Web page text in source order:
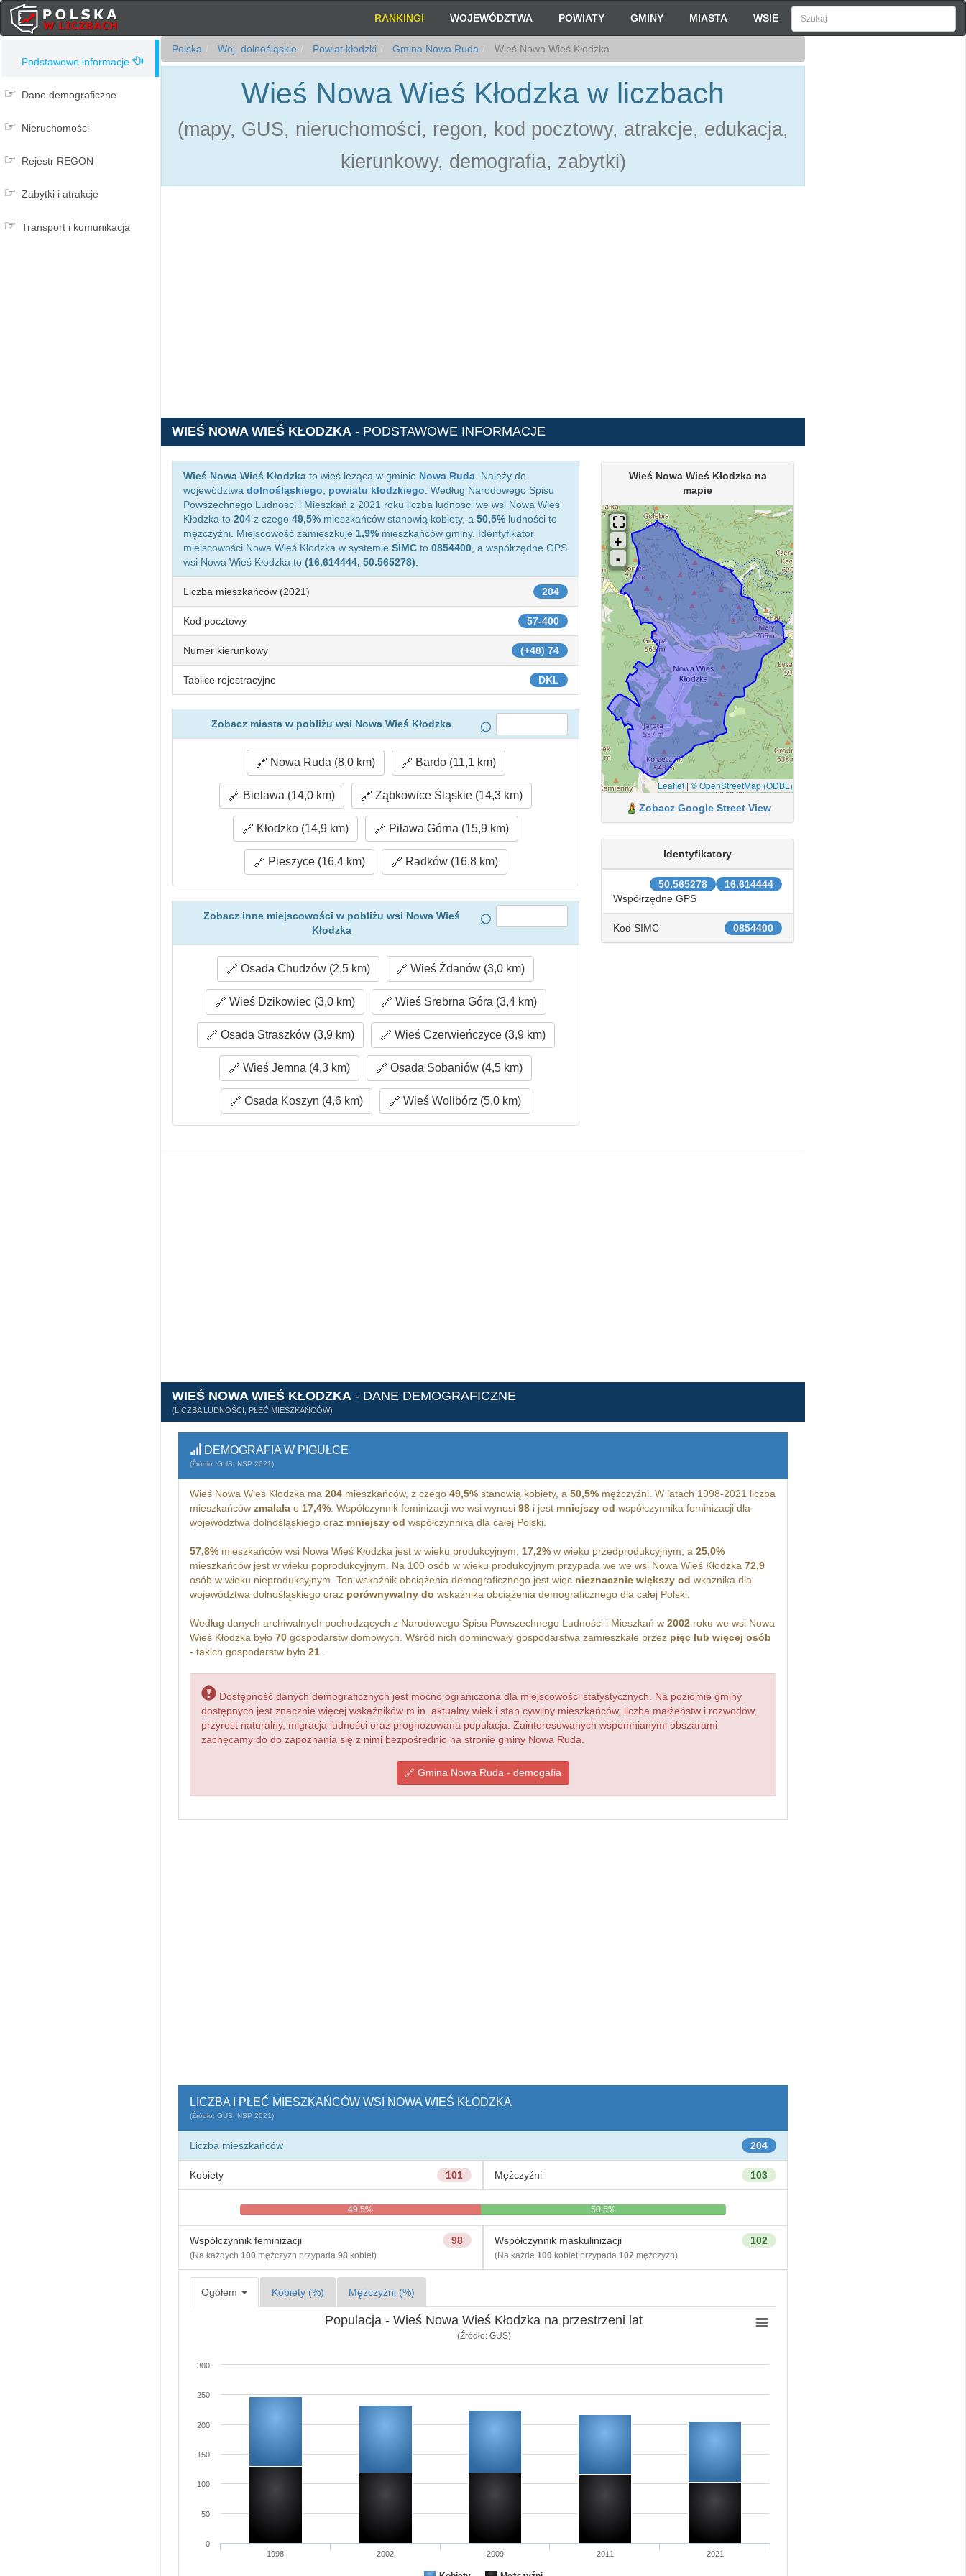
RANKINGI WOJEWÓDZTWA POWIATY GMINY MIASTA WSIE
Podstawowe informacje
Dane demograficzne
Nieruchomości
Rejestr REGON
Zabytki i atrakcje
Transport i komunikacja
Polska Woj. dolnośląskie Powiat kłodzki Gmina Nowa Ruda Wieś Nowa Wieś Kłodzka
Wieś Nowa Wieś Kłodzka w liczbach
(mapy, GUS, nieruchomości, regon, kod pocztowy, atrakcje, edukacja,
kierunkowy, demografia, zabytki)
WIEŚ NOWA WIEŚ KŁODZKA - PODSTAWOWE INFORMACJE
Wieś Nowa Wieś Kłodzka to wieś leżąca w gminie Nowa Ruda . Należy do
województwa dolnośląskiego powiatu kłodzkiego . Według Narodowego Spisu
Powszechnego Ludności i Mieszkań z 2021 roku liczba ludności we wsi Nowa Wieś
Kłodzka to 204 z czego 49,5% mieszkańców stanowią kobiety, a 50,5% ludności to
mężczyźni. Miejscowość zamieszkuje 1,9% mieszkańców gminy. Identyfikator
miejscowości Nowa Wieś Kłodzka w systemie SIMC to 0854400 , a współrzędne GPS
wsi Nowa Wieś Kłodzka to (16.614444, 50.565278)
204
Liczba mieszkańców (2021)
57-400
Kod pocztowy
(+48) 74
Numer kierunkowy
DKL
Tablice rejestracyjne
Zobacz miasta w pobliżu wsi Nowa Wieś Kłodzka
Nowa Ruda (8,0 km) Bardo (11,1 km)
Bielawa (14,0 km) Ząbkowice Śląskie (14,3 km)
Kłodzko (14,9 km) Piława Górna (15,9 km)
Pieszyce (16,4 km) Radków (16,8 km)
Zobacz inne miejscowości w pobliżu wsi Nowa Wieś
Kłodzka
Osada Chudzów (2,5 km) Wieś Żdanów (3,0 km)
Wieś Dzikowiec (3,0 km) Wieś Srebrna Góra (3,4 km)
Osada Straszków (3,9 km) Wieś Czerwieńczyce (3,9 km)
Wieś Jemna (4,3 km) Osada Sobaniów (4,5 km)
Osada Koszyn (4,6 km) Wieś Wolibórz (5,0 km)
Wieś Nowa Wieś Kłodzka na
mapie
Leaflet| © OpenStreetMap (ODBL)
Zobacz Google Street View
Identyfikatory
16.614444
50.565278
Współrzędne GPS
0854400
Kod SIMC
WIEŚ NOWA WIEŚ KŁODZKA - DANE DEMOGRAFICZNE
(LICZBA LUDNOŚCI, PŁEĆ MIESZKAŃCÓW)
DEMOGRAFIA W PIGUŁCE
(Źródło: GUS, NSP 2021)
Wieś Nowa Wieś Kłodzka ma 204mieszkańców, z czego 49,5%stanowią kobiety, a 50,5%mężczyźni. W latach 1998-2021 liczba
mieszkańców zmalałao 17,4%. Współczynnik feminizacji we wsi wynosi 98i jest mniejszy od współczynnika feminizacji dla
województwa dolnośląskiego oraz mniejszy od współczynnika dla całej Polski.
57,8%mieszkańców wsi Nowa Wieś Kłodzka jest w wieku produkcyjnym, 17,2%w wieku przedprodukcyjnym, a 25,0%
mieszkańców jest w wieku poprodukcyjnym. Na 100 osób w wieku produkcyjnym przypada we we wsi Nowa Wieś Kłodzka 72,9
osób w wieku nieprodukcyjnym. Ten wskaźnik obciążenia demograficznego jest więc nieznacznie większy od wkażnika dla
województwa dolnośląskiego oraz porównywalny do wskażnika obciążenia demograficznego dla całej Polski.
Według danych archiwalnych pochodzących z Narodowego Spisu Powszechnego Ludności i Mieszkań w 2002roku we wsi Nowa
Wieś Kłodzka było 70gospodarstw domowych. Wśród nich dominowały gospodarstwa zamieszkałe przez pięc lub więcej osób
- takich gospodarstw było 21.
Dostępność danych demograficznych jest mocno ograniczona dla miejscowości statystycznych. Na poziomie gminy
dostępnych jest znacznie więcej wskaźników m.in. aktualny wiek i stan cywilny mieszkańców, liczba małżeństw i rozwodów,
przyrost naturalny, migracja ludności oraz prognozowana populacja. Zainteresowanych wspomnianymi obszarami
zachęcamy do do zapoznania się z nimi bezpośrednio na stronie gminy Nowa Ruda.
Gmina Nowa Ruda - demogafia
LICZBA I PŁEĆ MIESZKAŃCÓW WSI NOWA WIEŚ KŁODZKA
(Źródło: GUS, NSP 2021)
204
Liczba mieszkańców
101
Kobiety 103
Mężczyźni
49,5% 50,5%
98
Współczynnik feminizacji
(Na każdych 100mężczyzn przypada 98kobiet)
102
Współczynnik maskulinizacji
(Na każde 100kobiet przypada 102mężczyzn)
Ogółem Kobiety (%) Mężczyźni (%)
Populacja - Wieś Nowa Wieś Kłodzka na przestrzeni lat
(Źródło: GUS)
1998 2002 2009 2011 2021
0
50
100
150
200
250
300